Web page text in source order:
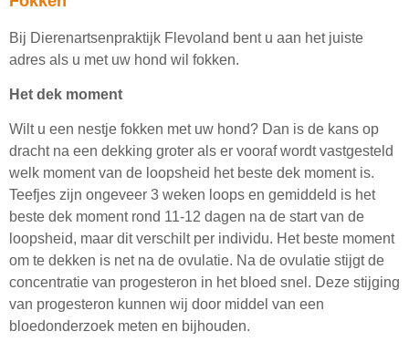
Bij Dierenartsenpraktijk Flevoland bent u aan het juiste
adres als u met uw hond wil fokken.
Het dek moment
Wilt u een nestje fokken met uw hond? Dan is de kans op
dracht na een dekking groter als er vooraf wordt vastgesteld
welk moment van de loopsheid het beste dek moment is.
Teefjes zijn ongeveer 3 weken loops en gemiddeld is het
beste dek moment rond 11-12 dagen na de start van de
loopsheid, maar dit verschilt per individu. Het beste moment
om te dekken is net na de ovulatie. Na de ovulatie stijgt de
concentratie van progesteron in het bloed snel. Deze stijging
van progesteron kunnen wij door middel van een
bloedonderzoek meten en bijhouden.